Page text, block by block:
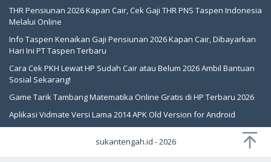
THR Pensiunan 2026 Kapan Cair, Cek Gaji THR PNS Taspen Indonesia
Melalui Online
Info Taspen Kenaikan Gaji Pensiunan 2026 Kapan Cair, Dibayarkan
Hari Ini PT Taspen Terbaru
Cara Cek PKH Lewat HP Sudah Cair atau Belum 2026 Ambil Bantuan
Sosial Sekarang!
Game Tarik Tambang Matematika Online Gratis di HP Terbaru 2026
Aplikasi Vidmate Versi Lama 2014 APK Old Version for Android
sukantengah.id - 2026